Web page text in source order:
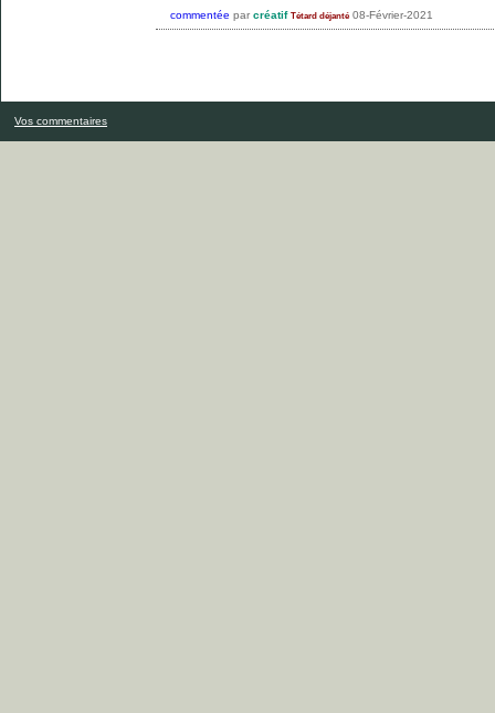
commentée par créatif Tétard déjanté 08-Février-2021
Vos commentaires